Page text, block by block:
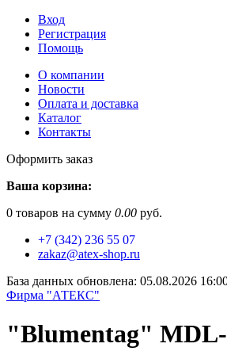
Вход
Регистрация
Помощь
О компании
Новости
Оплата и доставка
Каталог
Контакты
Оформить заказ
Ваша корзина:
0 товаров на сумму 0.00 руб.
+7 (342) 236 55 07
zakaz@atex-shop.ru
База данных обновлена: 05.08.2026
Фирма "АТЕКС"
"Blumentag"